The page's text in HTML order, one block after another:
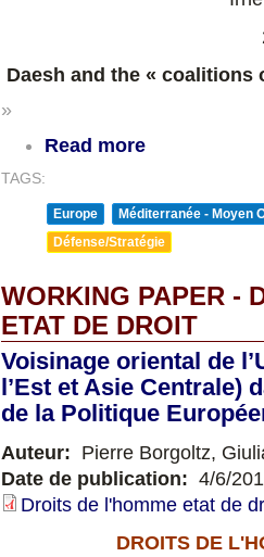
Daesh and the « coalitions
»
Read more
TAGS:
Europe
Méditerranée - Moyen
Défense/Stratégie
WORKING PAPER -
ETAT DE DROIT
Voisinage oriental de
l’Est et Asie Centrale)
de la Politique
Auteur: Pierre Borgoltz,
Date de publication: 4/6/
Droits de l'homme etat de
DROITS DE